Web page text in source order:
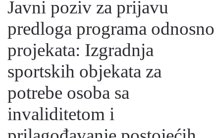
Javni poziv za prijavu
predloga programa odnosno
projekata: Izgradnja
sportskih objekata za
potrebe osoba sa
invaliditetom i